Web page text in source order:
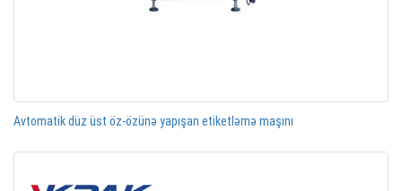
Avtomatik düz üst öz-özünə yapışan etiketləmə maşını